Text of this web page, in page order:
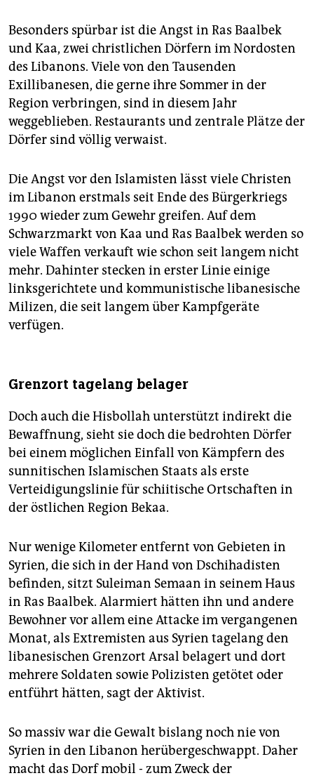
Besonders spürbar ist die Angst in Ras Baalbek
und Kaa, zwei christlichen Dörfern im Nordosten
des Libanons. Viele von den Tausenden
Exillibanesen, die gerne ihre Sommer in der
Region verbringen, sind in diesem Jahr
weggeblieben. Restaurants und zentrale Plätze der
Dörfer sind völlig verwaist.
Die Angst vor den Islamisten lässt viele Christen
im Libanon erstmals seit Ende des Bürgerkriegs
1990 wieder zum Gewehr greifen. Auf dem
Schwarzmarkt von Kaa und Ras Baalbek werden so
viele Waffen verkauft wie schon seit langem nicht
mehr. Dahinter stecken in erster Linie einige
linksgerichtete und kommunistische libanesische
Milizen, die seit langem über Kampfgeräte
verfügen.
Grenzort tagelang belager
Doch auch die Hisbollah unterstützt indirekt die
Bewaffnung, sieht sie doch die bedrohten Dörfer
bei einem möglichen Einfall von Kämpfern des
sunnitischen Islamischen Staats als erste
Verteidigungslinie für schiitische Ortschaften in
der östlichen Region Bekaa.
Nur wenige Kilometer entfernt von Gebieten in
Syrien, die sich in der Hand von Dschihadisten
befinden, sitzt Suleiman Semaan in seinem Haus
in Ras Baalbek. Alarmiert hätten ihn und andere
Bewohner vor allem eine Attacke im vergangenen
Monat, als Extremisten aus Syrien tagelang den
libanesischen Grenzort Arsal belagert und dort
mehrere Soldaten sowie Polizisten getötet oder
entführt hätten, sagt der Aktivist.
So massiv war die Gewalt bislang noch nie von
Syrien in den Libanon herübergeschwappt. Daher
macht das Dorf mobil - zum Zweck der